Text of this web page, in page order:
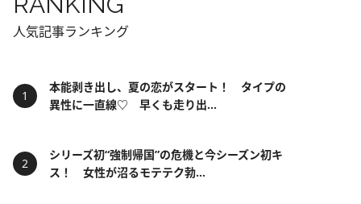
人気記事ランキング
本能剥き出し、夏の恋がスタート！ タイプの
異性に一直線♡ 早くも走り出...
シリーズ初“強制帰国”の危機と今シーズン初キ
ス！ 女性が沼るモテテク勃...